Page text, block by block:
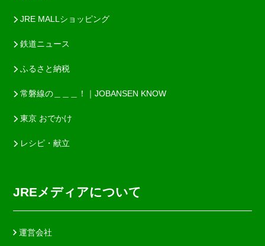
JRE MALLショッピング
鉄道ニュース
ふるさと納税
常磐線の＿＿＿！｜JOBANSEN KNOW
東京 おでかけ
レシピ・献立
JREメディアについて
運営会社